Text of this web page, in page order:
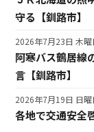
守る【釧路市】
阿寒バス鶴居線
言【釧路市】
2026年7月23日 木曜
各地で交通安全
2026年7月19日 日曜